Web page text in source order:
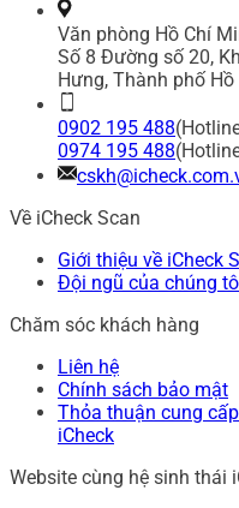
Văn phòng Hồ Chí
Số 8 Đường số 20,
Hưng, Thành phố
0902 195 488
0974 195 488
Về iCheck Scan
Giới thiệu về iCheck
Đội ngũ của chúng
Chăm sóc khách hàng
Liên hệ
Chính sách bảo mật
Thỏa thuận cung
iCheck
Website cùng hệ sinh thái